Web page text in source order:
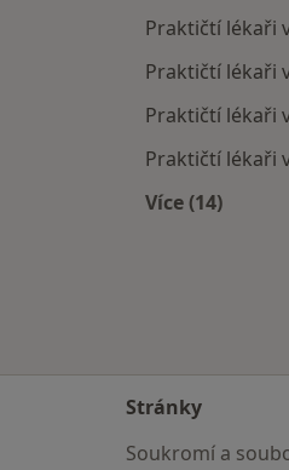
Praktičtí lékaři
Praktičtí lékaři
Praktičtí lékaři
Praktičtí lékaři
Více (14)
Stránky
Soukromí a